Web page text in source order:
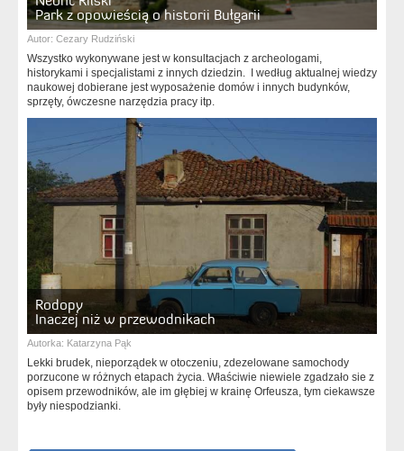
Park z opowieścią o historii Bułgarii
Autor: Cezary Rudziński
Wszystko wykonywane jest w konsultacjach z archeologami,
historykami i specjalistami z innych dziedzin. I według aktualnej wiedzy
naukowej dobierane jest wyposażenie domów i innych budynków,
sprzęty, ówczesne narzędzia pracy itp.
Rodopy
Inaczej niż w przewodnikach
Autorka: Katarzyna Pąk
Lekki brudek, nieporządek w otoczeniu, zdezelowane samochody
porzucone w różnych etapach życia. Właściwie niewiele zgadzało sie z
opisem przewodników, ale im głębiej w krainę Orfeusza, tym ciekawsze
były niespodzianki.